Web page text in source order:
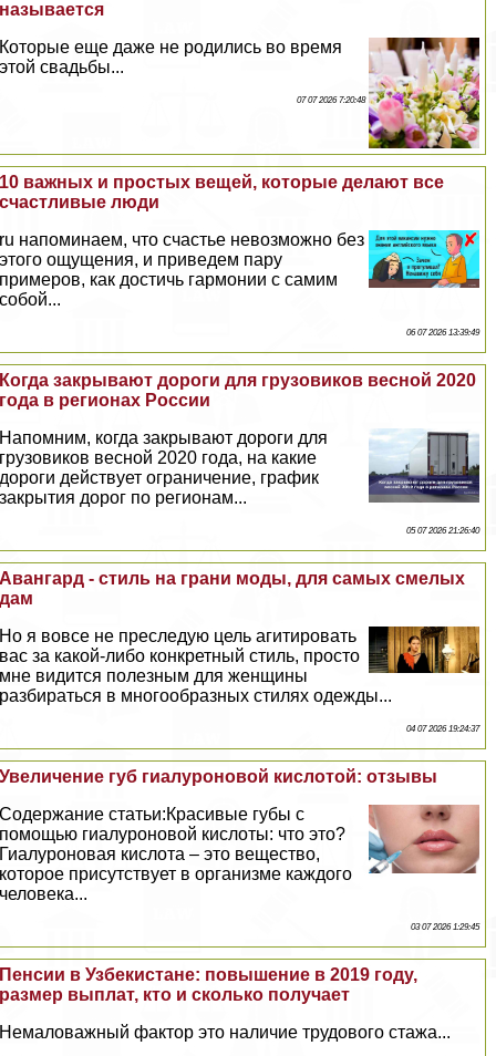
называется
Которые еще даже не родились во время
этой свадьбы...
07 07 2026 7:20:48
10 важных и простых вещей, которые делают все
счастливые люди
ru напоминаем, что счастье невозможно без
этого ощущения, и приведем пару
примеров, как достичь гармонии с самим
собой...
06 07 2026 13:39:49
Когда закрывают дороги для грузовиков весной 2020
года в регионах России
Напомним, когда закрывают дороги для
грузовиков весной 2020 года, на какие
дороги действует ограничение, график
закрытия дорог по регионам...
05 07 2026 21:26:40
Авангард - стиль на грани моды, для самых смелых
дам
Но я вовсе не преследую цель агитировать
вас за какой-либо конкретный стиль, просто
мне видится полезным для женщины
разбираться в многообразных стилях одежды...
04 07 2026 19:24:37
Увеличение губ гиалуроновой кислотой: отзывы
Содержание статьи:Красивые губы с
помощью гиалуроновой кислоты: что это?
Гиалуроновая кислота – это вещество,
которое присутствует в организме каждого
человека...
03 07 2026 1:29:45
Пенсии в Узбекистане: повышение в 2019 году,
размер выплат, кто и сколько получает
Немаловажный фактор это наличие трудового стажа...